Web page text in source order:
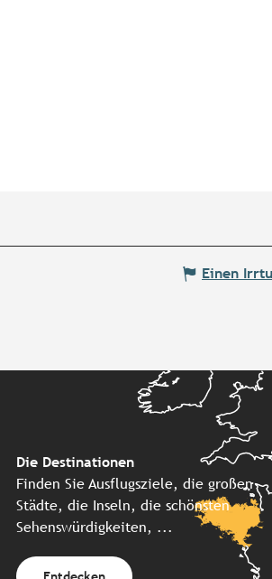
Einen
Die Destinationen
Finden Sie Ausflugsziele, die großen
Städte, die Inseln, die schönsten
Sehenswürdigkeiten, ...